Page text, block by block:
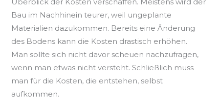
Überblick der Kosten verschaffen. Meistens wird der
Bau im Nachhinein teurer, weil ungeplante
Materialien dazukommen. Bereits eine Änderung
des Bodens kann die Kosten drastisch erhöhen.
Man sollte sich nicht davor scheuen nachzufragen,
wenn man etwas nicht versteht. Schließlich muss
man für die Kosten, die entstehen, selbst
aufkommen.